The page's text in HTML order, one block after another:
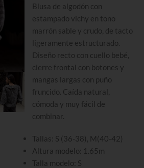
Blusa de algodón con
estampado vichy en tono
marrón sable y crudo, de tacto
ligeramente estructurado.
Diseño recto con cuello bebé,
cierre frontal con botones y
mangas largas con puño
fruncido. Caída natural,
cómoda y muy fácil de
combinar.
Tallas: S (36-38), M(40-42)
Altura modelo: 1.65m
Talla modelo: S